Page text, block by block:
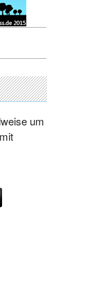
um